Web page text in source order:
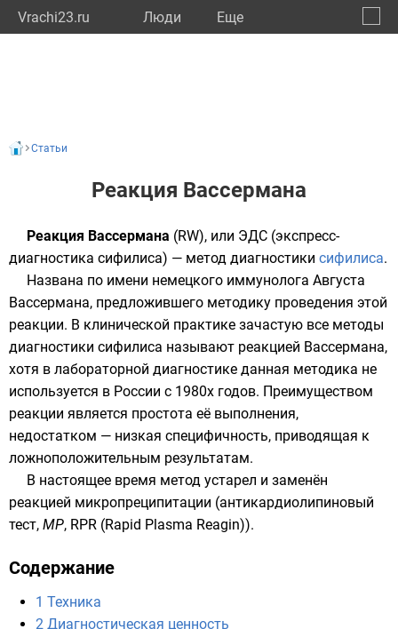
Vrachi23.ru Люди Eще
Статьи
Реакция Вассермана
Реакция Вассермана (RW), или ЭДС (экспресс-
диагностика сифилиса) — метод диагностики сифилиса.
Названа по имени немецкого иммунолога Августа
Вассермана, предложившего методику проведения этой
реакции. В клинической практике зачастую все методы
диагностики сифилиса называют реакцией Вассермана,
хотя в лабораторной диагностике данная методика не
используется в России с 1980х годов. Преимуществом
реакции является простота её выполнения,
недостатком — низкая специфичность, приводящая к
ложноположительным результатам.
В настоящее время метод устарел и заменён
реакцией микропреципитации (антикардиолипиновый
тест, MP, RPR (Rapid Plasma Reagin)).
Содержание
1 Техника
2 Диагностическая ценность